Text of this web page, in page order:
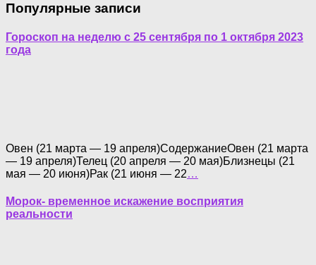
Популярные записи
Гороскоп на неделю с 25 сентября по 1 октября 2023
года
Овен (21 марта — 19 апреля)СодержаниеОвен (21 марта
— 19 апреля)Телец (20 апреля — 20 мая)Близнецы (21
мая — 20 июня)Рак (21 июня — 22…
Морок- временное искажение восприятия
реальности